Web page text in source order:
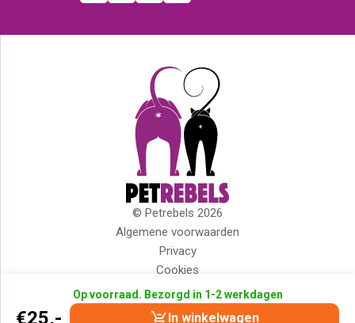
Op voorraad. Bezorgd in 1-2 werkdagen
€25,- In winkelwagen
© Petrebels 2026
Copyright
Algemene voorwaarden
Privacy
Cookies
Disclaimer
Impressum